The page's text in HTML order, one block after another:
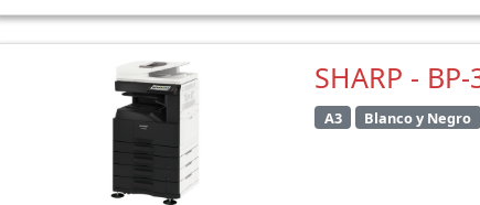
SHARP -
A3 Blanco y Negro